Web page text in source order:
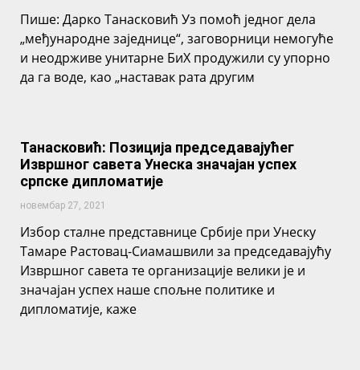
Пише: Дарко Танасковић Уз помоћ једног дела
„међународне заједнице“, заговорници немогуће
и неодрживе унитарне БиХ продужили су упорно
да га воде, као „наставак рата другим
Танасковић: Позиција председавајућег
Извршног савета Унеска значајан успех
српске дипломатије
новембар 27, 2021
Избор сталне представнице Србије при Унеску
Тамаре Растовац-Сиамашвили за председавајућу
Извршног савета те организације велики је и
значајан успех наше спољне политике и
дипломатије, каже